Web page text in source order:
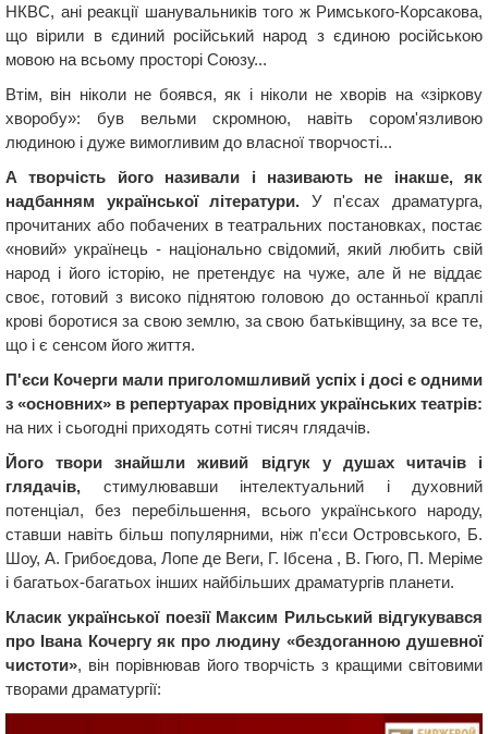
НКВС, ані реакції шанувальників того ж Римського-Корсакова,
що вірили в єдиний російський народ з єдиною російською
мовою на всьому просторі Союзу...
Втім, він ніколи не боявся, як і ніколи не хворів на «зіркову
хворобу»: був вельми скромною, навіть сором'язливою
людиною і дуже вимогливим до власної творчості...
А творчість його називали і називають не інакше, як
надбанням української літератури. У п'єсах драматурга,
прочитаних або побачених в театральних постановках, постає
«новий» українець - національно свідомий, який любить свій
народ і його історію, не претендує на чуже, але й не віддає
своє, готовий з високо піднятою головою до останньої краплі
крові боротися за свою землю, за свою батьківщину, за все те,
що і є сенсом його життя.
П'єси Кочерги мали приголомшливий успіх і досі є одними
з «основних» в репертуарах провідних українських театрів:
на них і сьогодні приходять сотні тисяч глядачів.
Його твори знайшли живий відгук у душах читачів і
глядачів, стимулювавши інтелектуальний і духовний
потенціал, без перебільшення, всього українського народу,
ставши навіть більш популярними, ніж п'єси Островського, Б.
Шоу, А. Грибоєдова, Лопе де Веги, Г. Ібсена , В. Гюго, П. Меріме
і багатьох-багатьох інших найбільших драматургів планети.
Класик української поезії Максим Рильський відгукувався
про Івана Кочергу як про людину «бездоганною душевної
чистоти», він порівнював його творчість з кращими світовими
творами драматургії: